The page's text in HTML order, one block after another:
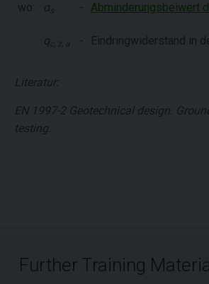
wo: αs - Abminderungsbeiwert
q c, z, a - Eindringwiderstand in
Literatur:
EN 1997-2 Geotechnical design.
testing.
Further Training